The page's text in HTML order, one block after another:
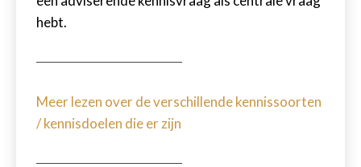
hebt.
Meer lezen over de verschillende kennissoorten
/ kennisdoelen die er zijn